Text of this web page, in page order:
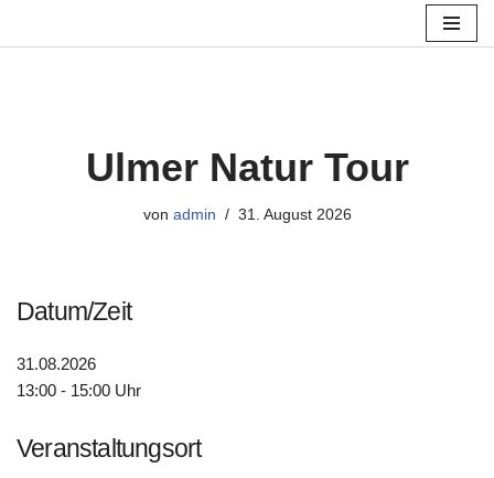
Ulmer Natur Tour
von admin 31. August 2026
Datum/Zeit
31.08.2026
13:00 - 15:00 Uhr
Veranstaltungsort